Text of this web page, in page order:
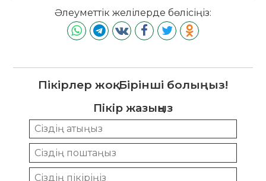
Әлеуметтік желілерде бөлісіңіз:
Пікірлер жоқ. Бірінші болыңыз!
Пікір жазыңыз